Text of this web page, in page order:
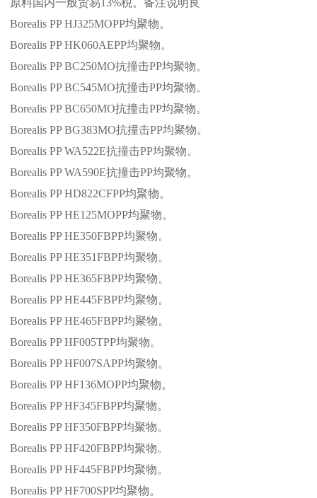
原料国内一般贸易13%税。备注说明良
Borealis PP HJ325MOPP均聚物。
Borealis PP HK060AEPP均聚物。
Borealis PP BC250MO抗撞击PP均聚物。
Borealis PP BC545MO抗撞击PP均聚物。
Borealis PP BC650MO抗撞击PP均聚物。
Borealis PP BG383MO抗撞击PP均聚物。
Borealis PP WA522E抗撞击PP均聚物。
Borealis PP WA590E抗撞击PP均聚物。
Borealis PP HD822CFPP均聚物。
Borealis PP HE125MOPP均聚物。
Borealis PP HE350FBPP均聚物。
Borealis PP HE351FBPP均聚物。
Borealis PP HE365FBPP均聚物。
Borealis PP HE445FBPP均聚物。
Borealis PP HE465FBPP均聚物。
Borealis PP HF005TPP均聚物。
Borealis PP HF007SAPP均聚物。
Borealis PP HF136MOPP均聚物。
Borealis PP HF345FBPP均聚物。
Borealis PP HF350FBPP均聚物。
Borealis PP HF420FBPP均聚物。
Borealis PP HF445FBPP均聚物。
Borealis PP HF700SPP均聚物。